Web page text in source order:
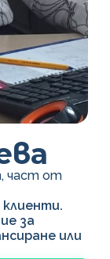
част от
за
или